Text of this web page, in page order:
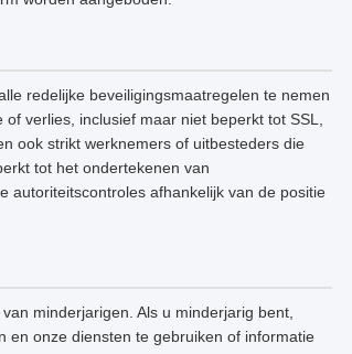
redelijke beveiligingsmaatregelen te nemen
verlies, inclusief maar niet beperkt tot SSL,
ook strikt werknemers of uitbesteders die
tot het ondertekenen van
autoriteitscontroles afhankelijk van de positie
minderjarigen. Als u minderjarig bent,
en onze diensten te gebruiken of informatie